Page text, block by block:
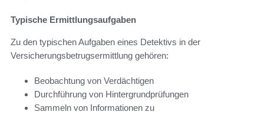
Typische Ermittlungsaufgaben
Zu den typischen Aufgaben eines Detektivs in der
Versicherungsbetrugsermittlung gehören:
Beobachtung von Verdächtigen
Durchführung von Hintergrundprüfungen
Sammeln von Informationen zu